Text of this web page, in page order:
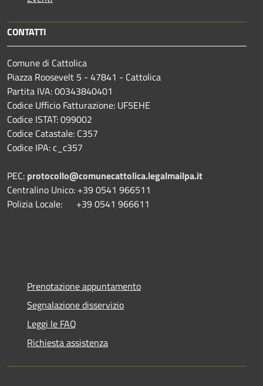
CONTATTI
Comune di Cattolica
Piazza Roosevelt 5 - 47841 - Cattolica
Partita IVA: 00343840401
Codice Ufficio Fatturazione: UF5EHE
Codice ISTAT: 099002
Codice Catastale: C357
Codice IPA: c_c357
PEC: protocollo@comunecattolica.legalmailpa.it
Centralino Unico: +39 0541 966511
Polizia Locale: +39 0541 966611
Prenotazione appuntamento
Segnalazione disservizio
Leggi le FAQ
Richiesta assistenza